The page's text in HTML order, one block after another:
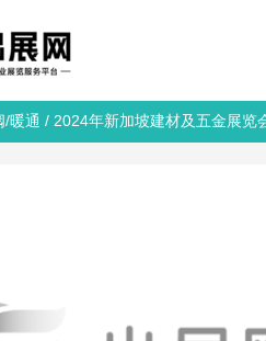
/暖通 / 2024年新加坡建材及五金展览